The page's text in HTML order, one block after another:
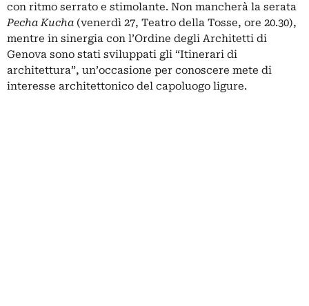
con ritmo serrato e stimolante. Non mancherà la serata
Pecha Kucha (venerdì 27, Teatro della Tosse, ore 20.30),
mentre in sinergia con l’Ordine degli Architetti di
Genova sono stati sviluppati gli “Itinerari di
architettura”, un’occasione per conoscere mete di
interesse architettonico del capoluogo ligure.